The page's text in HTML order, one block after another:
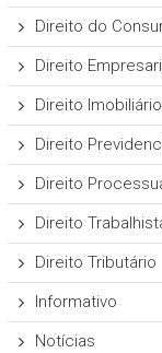
Direito do
Direito
Direito Imobiliário
Direito
Direito
Direito
Direito Tributário
Informativo
Notícias